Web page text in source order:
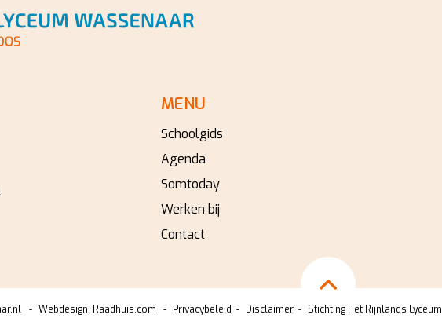
MENU
Schoolgids
Agenda
Somtoday
Werken bij
Contact
Webdesign: Raadhuis.com Privacybeleid Disclaimer Stichting Het Rijnlands Lyceum